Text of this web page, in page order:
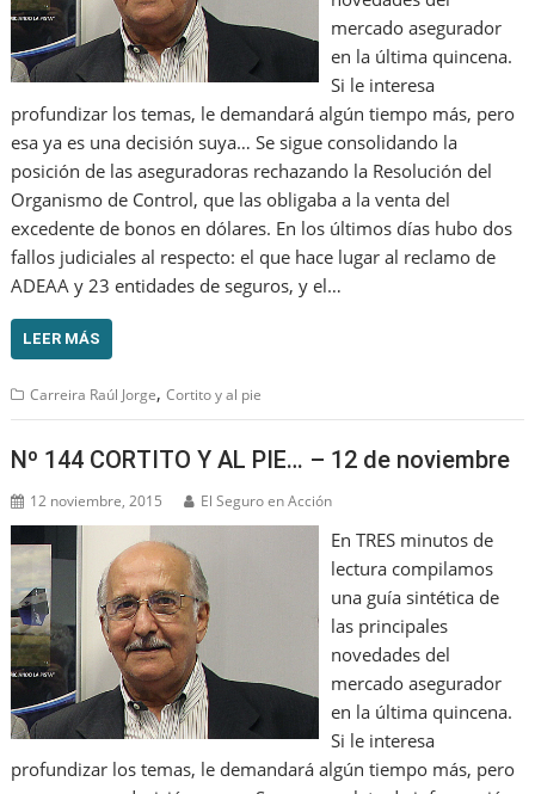
mercado asegurador
en la última quincena.
Si le interesa
profundizar los temas, le demandará algún tiempo más, pero
esa ya es una decisión suya… Se sigue consolidando la
posición de las aseguradoras rechazando la Resolución del
Organismo de Control, que las obligaba a la venta del
excedente de bonos en dólares. En los últimos días hubo dos
fallos judiciales al respecto: el que hace lugar al reclamo de
ADEAA y 23 entidades de seguros, y el…
LEER MÁS
Carreira Raúl Jorge,Cortito y al pie
Nº 144 CORTITO Y AL PIE… – 12 de noviembre
12 noviembre, 2015 El Seguro en Acción
En TRES minutos de
lectura compilamos
una guía sintética de
las principales
novedades del
mercado asegurador
en la última quincena.
Si le interesa
profundizar los temas, le demandará algún tiempo más, pero